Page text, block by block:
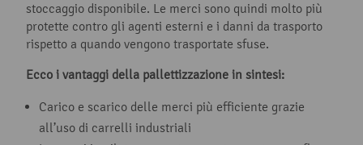
stoccaggio disponibile. Le merci sono quindi molto più
protette contro gli agenti esterni e i danni da trasporto
rispetto a quando vengono trasportate sfuse.
Ecco i vantaggi della pallettizzazione in sintesi:
Carico e scarico delle merci più efficiente grazie
all’uso di carrelli industriali